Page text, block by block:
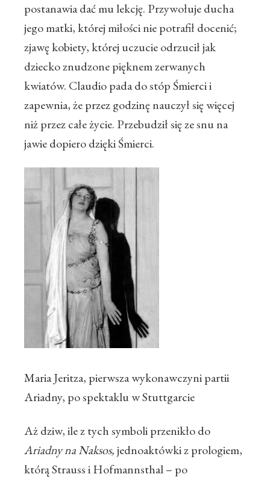
postanawia dać mu lekcję. Przywołuje ducha
jego matki, której miłości nie potrafił docenić;
zjawę kobiety, której uczucie odrzucił jak
dziecko znudzone pięknem zerwanych
kwiatów. Claudio pada do stóp Śmierci i
zapewnia, że przez godzinę nauczył się więcej
niż przez całe życie. Przebudził się ze snu na
jawie dopiero dzięki Śmierci.
Maria Jeritza, pierwsza wykonawczyni partii
Ariadny, po spektaklu w Stuttgarcie
Aż dziw, ile z tych symboli przenikło do
Ariadny na Naksos,jednoaktówki z prologiem,
którą Strauss i Hofmannsthal – po